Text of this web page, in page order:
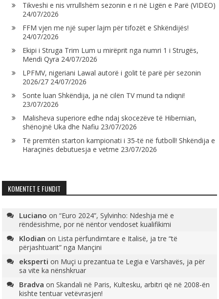
Tikveshi e nis vrrullshëm sezonin e ri në Ligën e Parë (VIDEO)
24/07/2026
FFM vjen me një super lajm për tifozët e Shkëndijës!
24/07/2026
Ekipi i Struga Trim Lum u mirëprit nga numri 1 i Strugës,
Mendi Qyra 24/07/2026
LPFMV, nigeriani Lawal autorë i golit të parë për sezonin
2026/27 24/07/2026
Sonte luan Shkëndija, ja në cilën TV mund ta ndiqni!
23/07/2026
Malisheva superiore edhe ndaj skocezëve të Hibernian,
shënojnë Uka dhe Nafiu 23/07/2026
Të premtën starton kampionati i 35-të në futboll! Shkëndija e
Haraçinës debutuesja e vetme 23/07/2026
KOMENTET E FUNDIT
Luciano on“Euro 2024”, Sylvinho: Ndeshja më e
rëndësishme, por në nëntor vendoset kualifikimi
Klodian on Lista përfundimtare e Italisë, ja tre “të
përjashtuarit” nga Mançini
eksperti on Muçi u prezantua te Legia e Varshavës, ja për
sa vite ka nënshkruar
Bradva onSkandali në Paris, Kultesku, arbitri që në 2008-ën
kishte tentuar vetëvrasjen!